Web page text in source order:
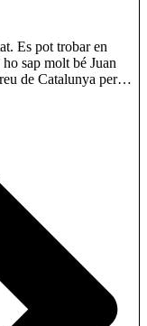
Es pot trobar en
sap molt bé Juan
de Catalunya per